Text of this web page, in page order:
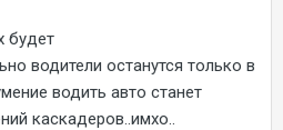
будет
водители останутся только в
водить авто станет
каскадеров..имхо..